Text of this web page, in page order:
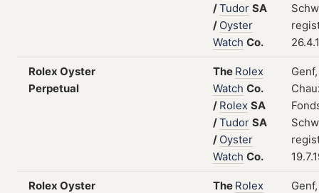
/Tudor SA
/ Oyster
Watch Co.
Rolex Oyster
Perpetual
The Rolex
Watch Co.
/ Rolex SA
/Tudor SA
/ Oyster
Watch Co.
Rolex Oyster
The Rolex